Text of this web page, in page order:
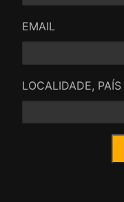
EMAIL
LOCALIDADE, PAÍS